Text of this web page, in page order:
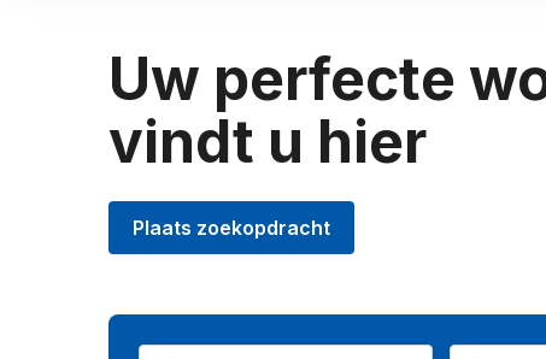
Uw perfecte
vindt u hier
Plaats zoekopdracht